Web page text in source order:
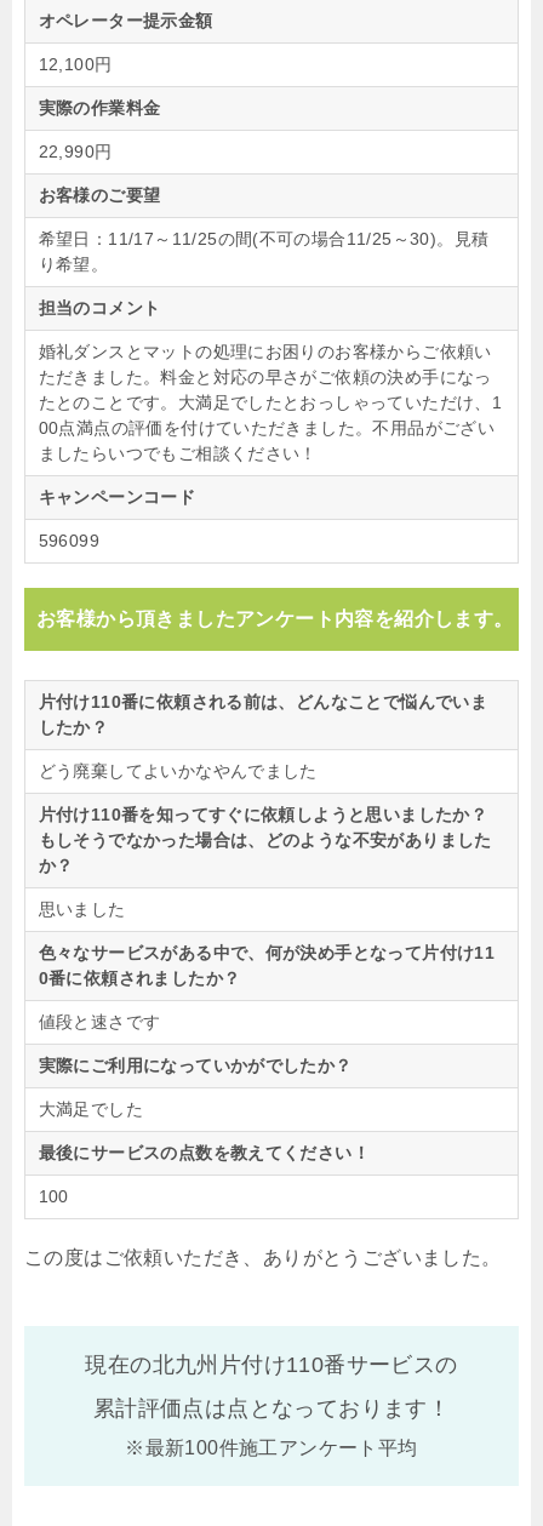
オペレーター提示金額
12,100円
実際の作業料金
22,990円
お客様のご要望
希望日：11/17～11/25の間(不可の場合11/25～30)。見積
り希望。
担当のコメント
婚礼ダンスとマットの処理にお困りのお客様からご依頼い
ただきました。料金と対応の早さがご依頼の決め手になっ
たとのことです。大満足でしたとおっしゃっていただけ、1
00点満点の評価を付けていただきました。不用品がござい
ましたらいつでもご相談ください！
キャンペーンコード
596099
お客様から頂きましたアンケート内容を紹介します。
片付け110番に依頼される前は、どんなことで悩んでいま
したか？
どう廃棄してよいかなやんでました
片付け110番を知ってすぐに依頼しようと思いましたか？
もしそうでなかった場合は、どのような不安がありました
か？
思いました
色々なサービスがある中で、何が決め手となって片付け11
0番に依頼されましたか？
値段と速さです
実際にご利用になっていかがでしたか？
大満足でした
最後にサービスの点数を教えてください！
100
この度はご依頼いただき、ありがとうございました。
現在の北九州片付け110番サービスの
累計評価点は点となっております！
※最新100件施工アンケート平均